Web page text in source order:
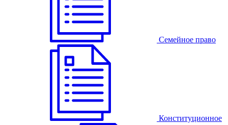
Семейное право
Конституционное